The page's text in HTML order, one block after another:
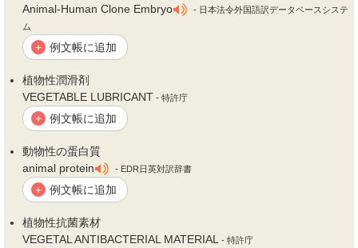
Animal-Human Clone Embryo
- 日本法令外国語訳データベースシステ
ム
+ 例文帳に追加
植物性潤滑剤
VEGETABLE LUBRICANT - 特許庁
+ 例文帳に追加
動物性の蛋白質
animal protein
- EDR日英対訳辞書
+ 例文帳に追加
植物性抗菌素材
VEGETAL ANTIBACTERIAL MATERIAL
- 特許庁